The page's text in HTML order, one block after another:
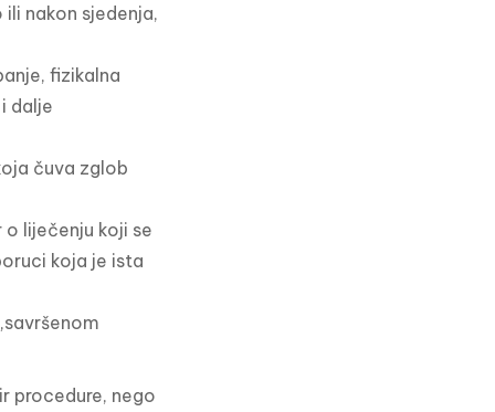
ili nakon sjedenja,
fizikalna
dalje
čuva zglob
liječenju koji se
koja je ista
procedure, nego